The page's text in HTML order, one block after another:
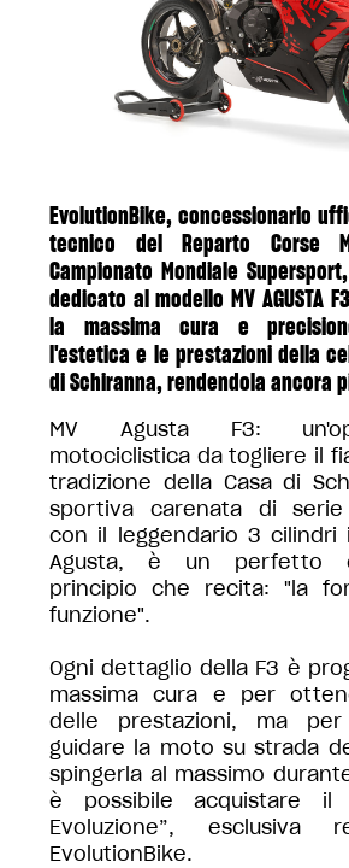
EvolutionBike, concessionario
tecnico del Reparto Corse
Campionato Mondiale
dedicato al modello MV AGUSTA
la massima cura e
l'estetica e le prestazioni della
di Schiranna, rendendola ancora
MV Agusta F3:
motociclistica da togliere il
tradizione della Casa di
sportiva carenata di serie
con il leggendario 3 cilindri
Agusta, è un perfetto
principio che recita: "la
funzione".
Ogni dettaglio della F3 è
massima cura e per
delle prestazioni, ma
guidare la moto su strada
spingerla al massimo
è possibile acquistare il
Evoluzione”, esclusiva
EvolutionBike.